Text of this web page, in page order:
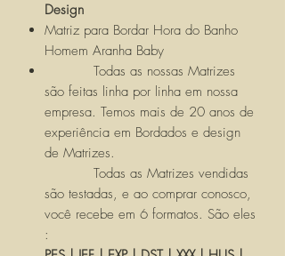
Design
Matriz para Bordar Hora do Banho
Homem Aranha Baby
Todas as nossas Matrizes
são feitas linha por linha em nossa
empresa. Temos mais de 20 anos de
experiência em Bordados e design
de Matrizes.
Todas as Matrizes vendidas
são testadas, e ao comprar conosco,
você recebe em 6 formatos. São eles
: